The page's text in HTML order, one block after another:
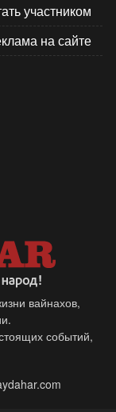
участником
на сайте
вайнахов,
событий,